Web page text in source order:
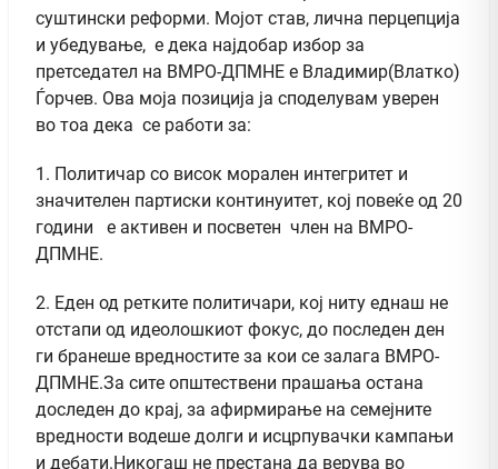
суштински реформи. Мојот став, лична перцепција
и убедување, е дека најдобар избор за
претседател на ВМРО-ДПМНЕ е Владимир(Влатко)
Ѓорчев. Ова моја позиција ја споделувам уверен
во тоа дека се работи за:
1. Политичар со висок морален интегритет и
значителен партиски континуитет, кој повеќе од 20
години е активен и посветен член на ВМРО-
ДПМНЕ.
2. Еден од ретките политичари, кој ниту еднаш не
отстапи од идеолошкиот фокус, до последен ден
ги бранеше вредностите за кои се залага ВМРО-
ДПМНЕ.За сите општествени прашања остана
доследен до крај, за афирмирање на семејните
вредности водеше долги и исцрпувачки кампањи
и дебати.Никогаш не престана да верува во